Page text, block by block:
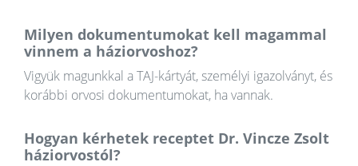
Milyen dokumentumokat kell magammal
vinnem a háziorvoshoz?
Vigyük magunkkal a TAJ-kártyát, személyi igazolványt, és
korábbi orvosi dokumentumokat, ha vannak.
Hogyan kérhetek receptet Dr. Vincze Zsolt
háziorvostól?